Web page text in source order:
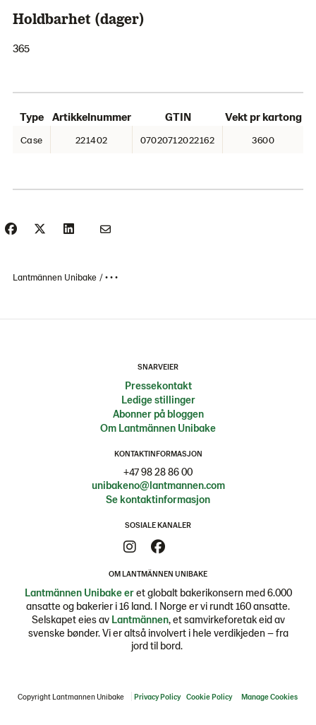
Holdbarhet (dager)
365
Type Artikkelnummer GTIN Vekt pr kartong
Case 221402 07020712022162 3600
Lantmännen Unibake • • •
SNARVEIER
Pressekontakt
Ledige stillinger
Abonner på bloggen
Om Lantmännen Unibake
KONTAKTINFORMASJON
+47 98 28 86 00
unibakeno@lantmannen.com
Se kontaktinformasjon
SOSIALE KANALER
OM LANTMÄNNEN UNIBAKE
Lantmännen Unibake eret globalt bakerikonsern med 6.000
ansatte og bakerier i 16 land. I Norge er vi rundt 160 ansatte.
Selskapet eies av Lantmännen, et samvirkeforetak eid av
svenske bønder. Vi er altså involvert i hele verdikjeden – fra
jord til bord.
Copyright Lantmannen Unibake Privacy Policy Cookie Policy Manage Cookies